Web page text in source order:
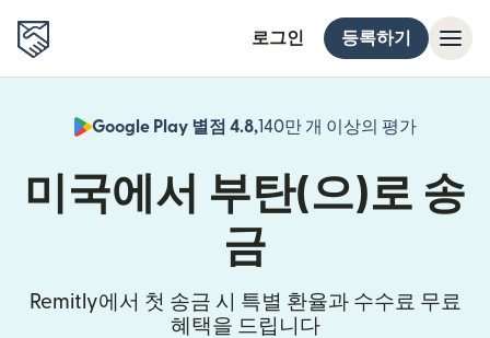
로그인 등록하기
Google Play 별점 4.8,140만 개 이상의 평가
미국에서 부탄(으)로 송
금
Remitly에서 첫 송금 시 특별 환율과 수수료 무료
혜택을 드립니다